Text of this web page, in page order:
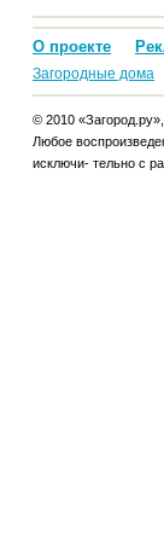
О проекте
Загородные дома
© 2010
Любое
исключи- тельно с